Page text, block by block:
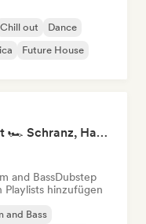
Chill out
Dance
Future House
Tokyo Electronic Drift 🏎️ Schranz, Hard Techno & Anime EDM
and BassDubstep
Playlists hinzufügen
and Bass